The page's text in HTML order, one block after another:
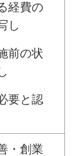
経費の
し
前の状
要と認
・創業